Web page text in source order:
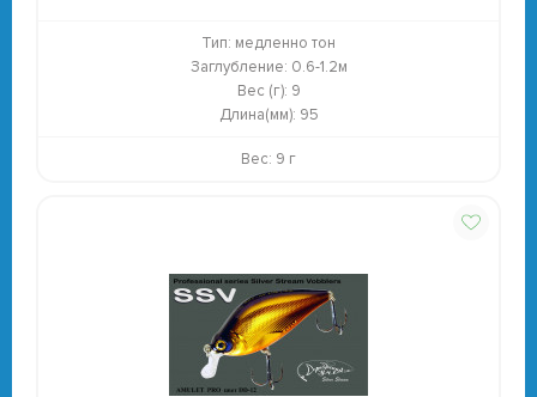
Тип: медленно тон
Заглубление: 0.6-1.2м
Вес (г): 9
Длина(мм): 95
Вес: 9 г